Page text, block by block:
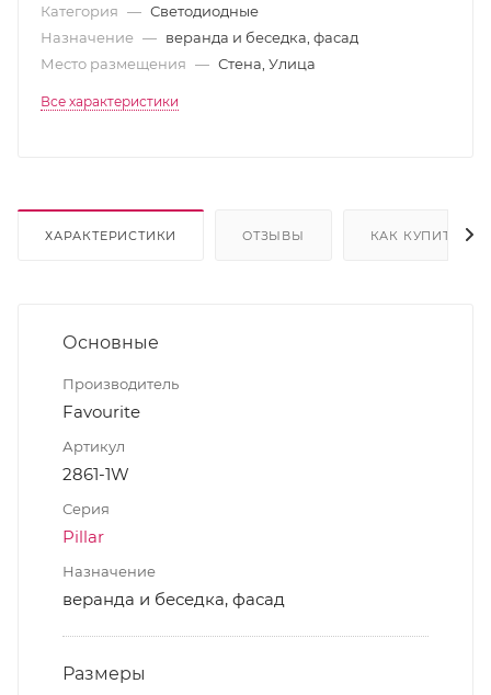
Категория — Светодиодные
Назначение — веранда и беседка, фасад
Место размещения — Стена, Улица
Все характеристики
ХАРАКТЕРИСТИКИ ОТЗЫВЫ КАК КУПИТЬ
Основные
Производитель
Favourite
Артикул
2861-1W
Серия
Pillar
Назначение
веранда и беседка, фасад
Размеры